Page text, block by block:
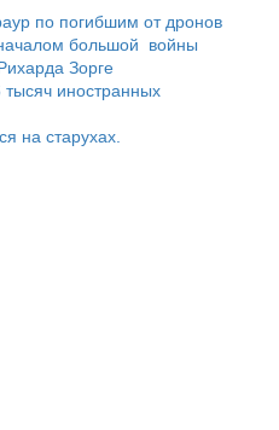
по погибшим от дронов
большой войны
Зорге
иностранных
на старухах.